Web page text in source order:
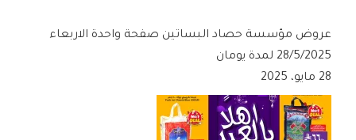
عروض مؤسسة حصاد البساتين صفحة واحدة الاربعاء
28/5/2025 لمدة يومان
28 مايو، 2025